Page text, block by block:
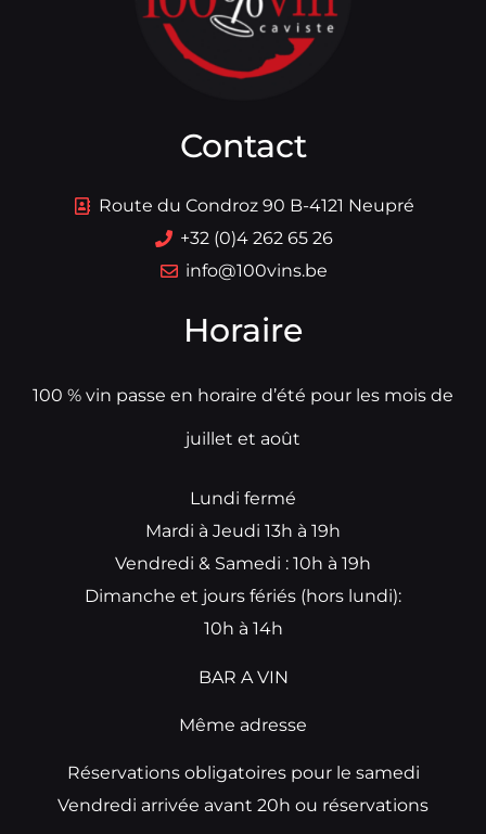
Contact
Route du Condroz 90 B-4121 Neupré
+32 (0)4 262 65 26
info@100vins.be
Horaire
100 % vin passe en horaire d’été pour les mois de
juillet et août
Lundi fermé
Mardi à Jeudi 13h à 19h
Vendredi & Samedi : 10h à 19h
Dimanche et jours fériés (hors lundi):
10h à 14h
BAR A VIN
Même adresse
Réservations obligatoires pour le samedi
Vendredi arrivée avant 20h ou réservations